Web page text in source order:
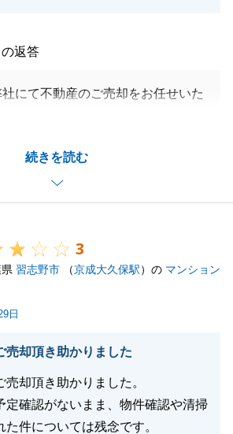
続きを読む
返答
にて不動産のご売却をお任せいた
契約からご決済までお日にちが空い
、こちらの度重なるお願いにも、い
えることができました。
りのことなどございましたら、いつ
しつけくださいませ。
閉じる
3
習志野市 （京成大久保駅）の マンション
日
売却頂き助かりました
売却頂き助かりました。
定確認がないまま、物件確認や清掃
件については残念です。